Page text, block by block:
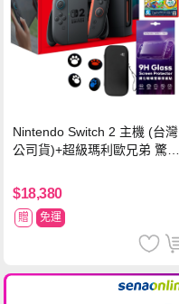
Nintendo Switch 2 主機 (台灣
公司貨)+超級瑪利歐兄弟 驚奇
器
$18,380
贈 免運